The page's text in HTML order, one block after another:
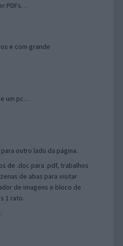
PDFs…
e com grande
um pc…
outro lado da página.
de .doc para .pdf, trabalhos
de abas para visitar
de imagens e bloco de
1 rato.